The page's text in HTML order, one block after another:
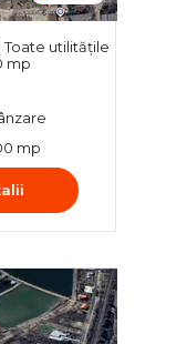
Toate utilitățile
mp
mp